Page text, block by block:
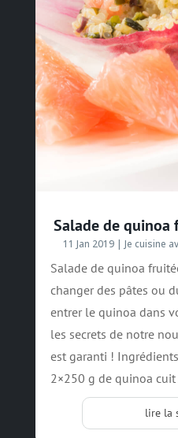
Salade de quinoa
11 Jan 2019| Je cuisine
Salade de quinoa
changer des pâtes ou
entrer le quinoa dans
les secrets de notre
est garanti !
2×250 g de quinoa
lire la